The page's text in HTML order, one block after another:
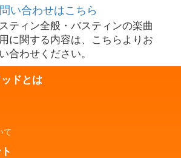
い合わせはこちら
ティン全般・バスティンの楽曲
に関する内容は、こちらよりお
合わせください。
ドとは
て